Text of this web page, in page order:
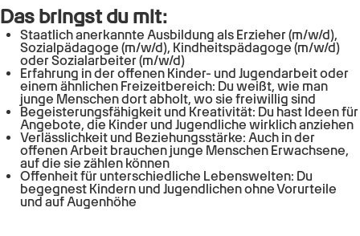
Das bringst du mit:
Staatlich anerkannte Ausbildung als Erzieher (m/w/d),
Sozialpädagoge (m/w/d), Kindheitspädagoge (m/w/d)
oder Sozialarbeiter (m/w/d)
Erfahrung in der offenen Kinder- und Jugendarbeit oder
einem ähnlichen Freizeitbereich: Du weißt, wie man
junge Menschen dort abholt, wo sie freiwillig sind
Begeisterungsfähigkeit und Kreativität: Du hast Ideen für
Angebote, die Kinder und Jugendliche wirklich anziehen
Verlässlichkeit und Beziehungsstärke: Auch in der
offenen Arbeit brauchen junge Menschen Erwachsene,
auf die sie zählen können
Offenheit für unterschiedliche Lebenswelten: Du
begegnest Kindern und Jugendlichen ohne Vorurteile
und auf Augenhöhe